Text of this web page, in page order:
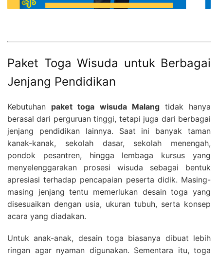
Paket Toga Wisuda untuk Berbagai
Jenjang Pendidikan
Kebutuhan paket toga wisuda Malangtidak hanya
berasal dari perguruan tinggi, tetapi juga dari berbagai
jenjang pendidikan lainnya. Saat ini banyak taman
kanak-kanak, sekolah dasar, sekolah menengah,
pondok pesantren, hingga lembaga kursus yang
menyelenggarakan prosesi wisuda sebagai bentuk
apresiasi terhadap pencapaian peserta didik. Masing-
masing jenjang tentu memerlukan desain toga yang
disesuaikan dengan usia, ukuran tubuh, serta konsep
acara yang diadakan.
Untuk anak-anak, desain toga biasanya dibuat lebih
ringan agar nyaman digunakan. Sementara itu, toga